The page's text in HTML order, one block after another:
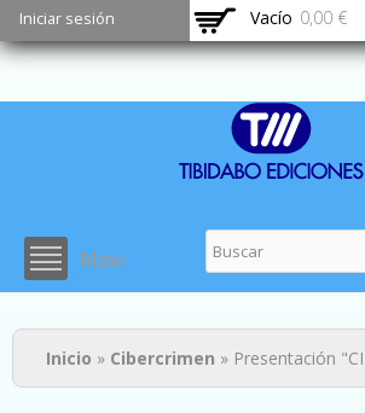
Pasar al
contenido
principal
Iniciar sesión Vacío 0,00 €
Menu
Usted está aquí
Inicio » Cibercrimen » Presentación